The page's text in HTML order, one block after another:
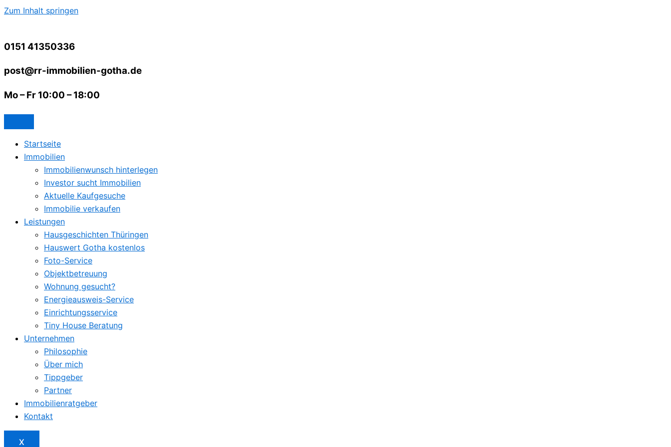
Zum Inhalt springen
0151 41350336
post@rr-immobilien-gotha.de
Mo – Fr 10:00 – 18:00
Startseite
Immobilien
Immobilienwunsch hinterlegen
Investor sucht Immobilien
Aktuelle Kaufgesuche
Immobilie verkaufen
Leistungen
Hausgeschichten Thüringen
Hauswert Gotha kostenlos
Foto-Service
Objektbetreuung
Wohnung gesucht?
Energieausweis-Service
Einrichtungsservice
Tiny House Beratung
Unternehmen
Philosophie
Über mich
Tippgeber
Partner
Immobilienratgeber
Kontakt
X